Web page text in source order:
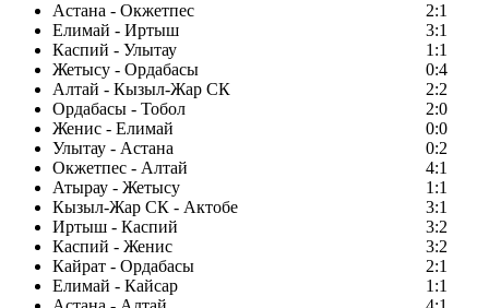
Астана - Окжетпес
2:1
Елимай - Иртыш
3:1
Каспий - Улытау
1:1
Жетысу - Ордабасы
0:4
Алтай - Кызыл-Жар СК
2:2
Ордабасы - Тобол
2:0
Женис - Елимай
0:0
Улытау - Астана
0:2
Окжетпес - Алтай
4:1
Атырау - Жетысу
1:1
Кызыл-Жар СК - Актобе
3:1
Иртыш - Каспий
3:2
Каспий - Женис
3:2
Кайрат - Ордабасы
2:1
Елимай - Кайсар
1:1